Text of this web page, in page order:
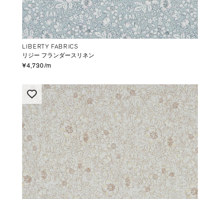
LIBERTY FABRICS
リジー フランダースリネン
¥4,730/m